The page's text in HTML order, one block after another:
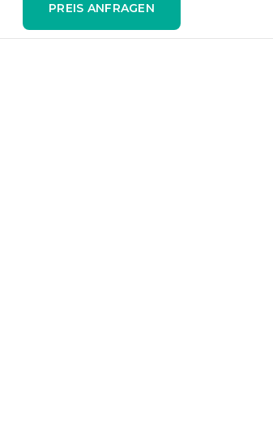
PREIS ANFRAGEN